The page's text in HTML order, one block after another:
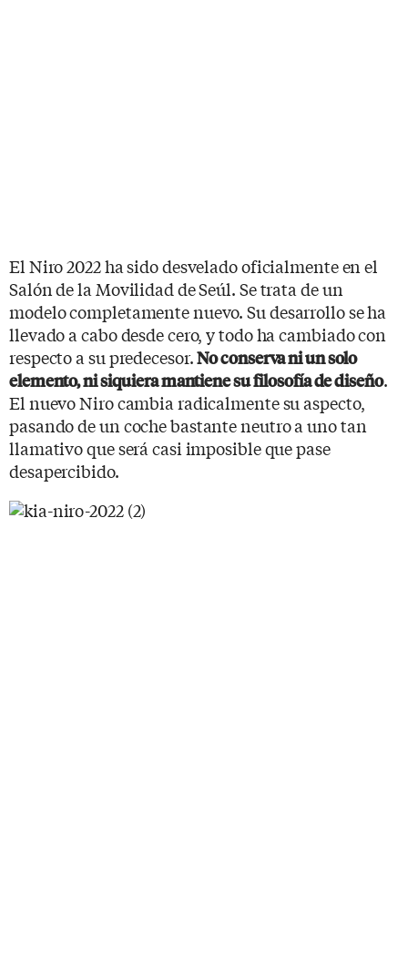
El Niro 2022 ha sido desvelado oficialmente en el
Salón de la Movilidad de Seúl. Se trata de un
modelo completamente nuevo. Su desarrollo se ha
llevado a cabo desde cero, y todo ha cambiado con
respecto a su predecesor.No conserva ni un solo
elemento, ni siquiera mantiene su filosofía de diseño.
El nuevo Niro cambia radicalmente su aspecto,
pasando de un coche bastante neutro a uno tan
llamativo que será casi imposible que pase
desapercibido.